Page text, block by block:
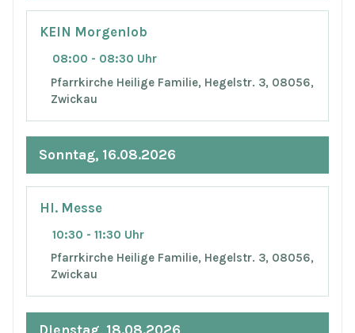
KEIN Morgenlob
08:00 - 08:30 Uhr
Pfarrkirche Heilige Familie, Hegelstr. 3, 08056,
Zwickau
Sonntag, 16.08.2026
Hl. Messe
10:30 - 11:30 Uhr
Pfarrkirche Heilige Familie, Hegelstr. 3, 08056,
Zwickau